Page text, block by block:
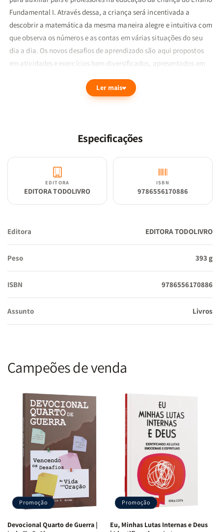
Fundamental I. Através dessa, a criança será incentivada a
descobrir a matemática da mesma maneira alegre e intuitiva com
que observa os números e as contas em várias situações do seu
dia a dia. Os novos desafios de aprendizado são aqui propostos
em atividades e exercícios bem diversificados, apresentados em
MATERIAL DOURADO traz referências sobre o sistema de
numeração decimal, as operações matemáticas, a resolução de
Ler mais
Especificações
EDITORA
EDITORA TODOLIVRO
ISBN
9786556170886
Editora EDITORA TODOLIVRO
Peso 393 g
ISBN 9786556170886
Assunto Livros
Campeões de venda
Promoção
Devocional Quarto de Guerra |
Promoção
Eu, Minhas Lutas Internas e Deus